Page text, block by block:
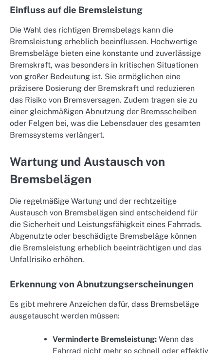
Einfluss auf die Bremsleistung
Die Wahl des richtigen Bremsbelags kann die
Bremsleistung erheblich beeinflussen. Hochwertige
Bremsbeläge bieten eine konstante und zuverlässige
Bremskraft, was besonders in kritischen Situationen
von großer Bedeutung ist. Sie ermöglichen eine
präzisere Dosierung der Bremskraft und reduzieren
das Risiko von Bremsversagen. Zudem tragen sie zu
einer gleichmäßigen Abnutzung der Bremsscheiben
oder Felgen bei, was die Lebensdauer des gesamten
Bremssystems verlängert.
Wartung und Austausch von
Bremsbelägen
Die regelmäßige Wartung und der rechtzeitige
Austausch von Bremsbelägen sind entscheidend für
die Sicherheit und Leistungsfähigkeit eines Fahrrads.
Abgenutzte oder beschädigte Bremsbeläge können
die Bremsleistung erheblich beeinträchtigen und das
Unfallrisiko erhöhen.
Erkennung von Abnutzungserscheinungen
Es gibt mehrere Anzeichen dafür, dass Bremsbeläge
ausgetauscht werden müssen:
Verminderte Bremsleistung: Wenn das
Fahrrad nicht mehr so schnell oder effektiv